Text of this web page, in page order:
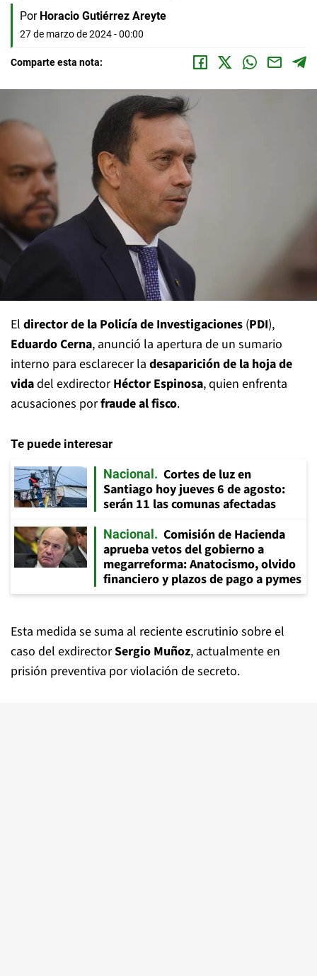
Por Horacio Gutiérrez Areyte
27 de marzo de 2024 - 00:00
Comparte esta nota:
El director de la Policía de Investigaciones (PDI),
Eduardo Cerna, anunció la apertura de un sumario
interno para esclarecer la desaparición de la hoja de
vidadel exdirectorHéctor Espinosa, quien enfrenta
acusaciones porfraude al fisco.
Te puede interesar
Nacional
Cortes de luz en
Santiago hoy jueves 6 de agosto:
serán 11 las comunas afectadas
Nacional
Comisión de Hacienda
aprueba vetos del gobierno a
megarreforma: Anatocismo, olvido
financiero y plazos de pago a pymes
Esta medida se suma al reciente escrutinio sobre el
caso del exdirectorSergio Muñoz, actualmente en
prisión preventiva por violación de secreto.